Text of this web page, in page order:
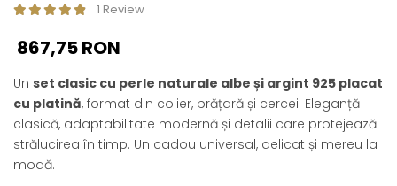
1 Review
867,75 RON
Un set clasic cu perle naturale albe și argint 925 placat
cu platină, format din colier, brățară și cercei. Eleganță
clasică, adaptabilitate modernă și detalii care protejează
strălucirea în timp. Un cadou universal, delicat și mereu la
modă.